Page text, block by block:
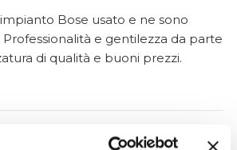
Bose usato e ne sono
e gentilezza da parte
di qualità e buoni prezzi.